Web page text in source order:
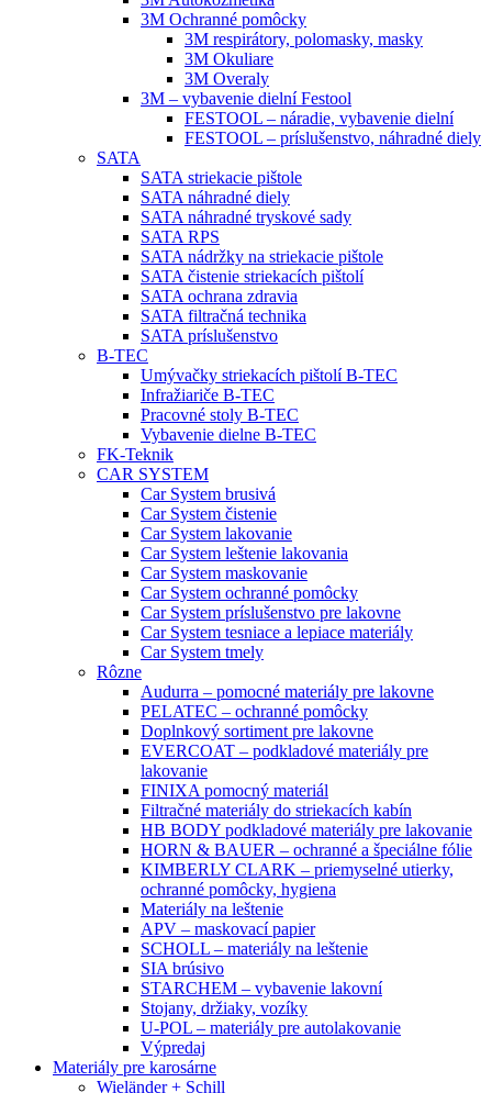
3M Ochranné pomôcky
3M respirátory, polomasky, masky
3M Okuliare
3M Overaly
3M – vybavenie dielní Festool
FESTOOL – náradie, vybavenie dielní
FESTOOL – príslušenstvo, náhradné diely
SATA
SATA striekacie pištole
SATA náhradné diely
SATA náhradné tryskové sady
SATA RPS
SATA nádržky na striekacie pištole
SATA čistenie striekacích pištolí
SATA ochrana zdravia
SATA filtračná technika
SATA príslušenstvo
B-TEC
Umývačky striekacích pištolí B-TEC
Infražiariče B-TEC
Pracovné stoly B-TEC
Vybavenie dielne B-TEC
FK-Teknik
CAR SYSTEM
Car System brusivá
Car System čistenie
Car System lakovanie
Car System leštenie lakovania
Car System maskovanie
Car System ochranné pomôcky
Car System príslušenstvo pre lakovne
Car System tesniace a lepiace materiály
Car System tmely
Rôzne
Audurra – pomocné materiály pre lakovne
PELATEC – ochranné pomôcky
Doplnkový sortiment pre lakovne
EVERCOAT – podkladové materiály pre
lakovanie
FINIXA pomocný materiál
Filtračné materiály do striekacích kabín
HB BODY podkladové materiály pre lakovanie
HORN & BAUER – ochranné a špeciálne fólie
KIMBERLY CLARK – priemyselné utierky,
ochranné pomôcky, hygiena
Materiály na leštenie
APV – maskovací papier
SCHOLL – materiály na leštenie
SIA brúsivo
STARCHEM – vybavenie lakovní
Stojany, držiaky, vozíky
U-POL – materiály pre autolakovanie
Výpredaj
Materiály pre karosárne
Wieländer + Schill